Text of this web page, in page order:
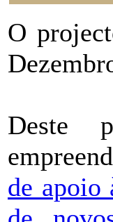
O
Deste
de apoio